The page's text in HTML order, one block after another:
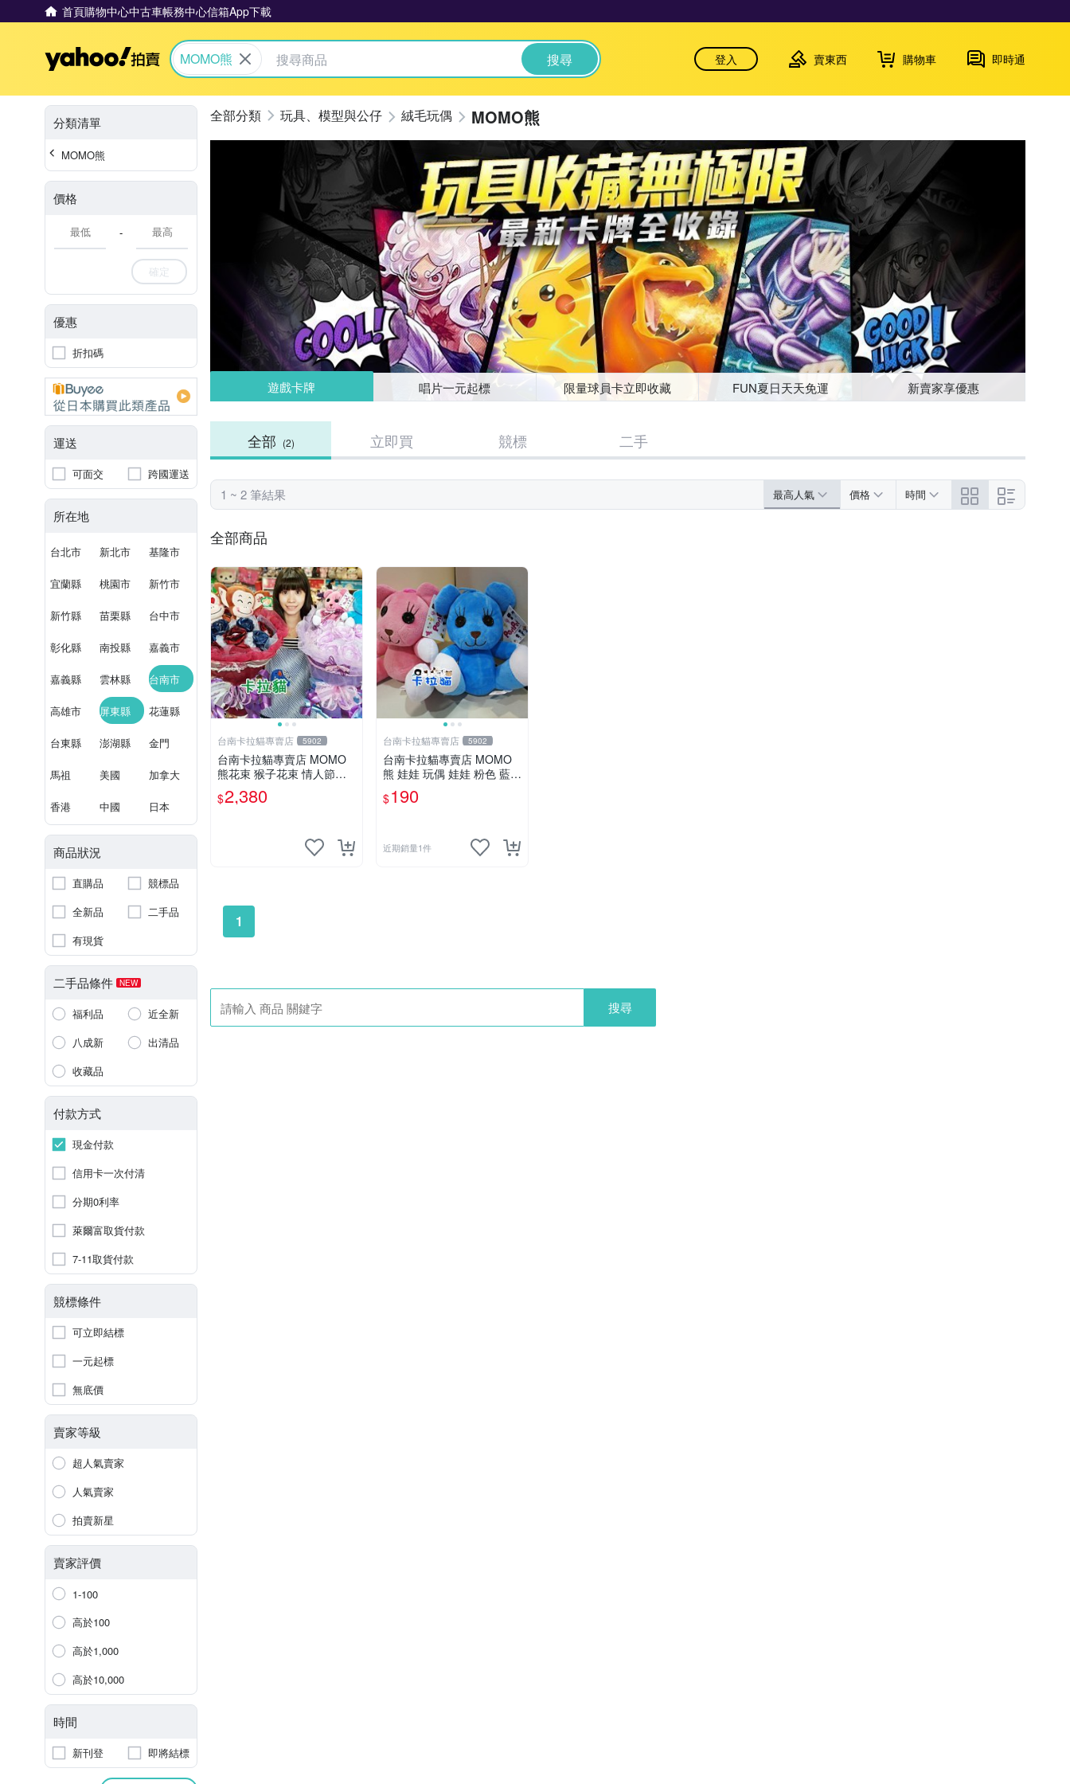
首頁購物中心中古車帳務中心信箱App下載
Yahoo拍賣
MOMO熊 搜尋 登入 賣東西 購物車 即時通
分類清單
MOMO熊
價格
-
確定
優惠
折扣碼
運送
可面交 跨國運送
所在地
台北市 新北市 基隆市
宜蘭縣 桃園市 新竹市
新竹縣 苗栗縣 台中市
彰化縣 南投縣 嘉義市
嘉義縣 雲林縣 台南市
高雄市 屏東縣 花蓮縣
台東縣 澎湖縣 金門
馬祖 美國 加拿大
香港 中國 日本
商品狀況
直購品
競標品
全新品
二手品
有現貨
二手品條件 NEW
福利品
近全新
八成新
出清品
收藏品
付款方式
現金付款
信用卡一次付清
分期0利率
萊爾富取貨付款
7-11取貨付款
競標條件
可立即結標
一元起標
無底價
賣家等級
超人氣賣家
人氣賣家
拍賣新星
賣家評價
1-100
高於100
高於1,000
高於10,000
時間
新刊登 即將結標
玩具、模型與公仔 絨毛玩偶 MOMO熊
遊戲卡牌 唱片一元起標 限量球員卡立即收藏 FUN夏日天天免運 新賣家享優惠
全部 (2) 立即買 競標 二手
1 ~ 2 筆結果 最高人氣 價格 時間
全部商品
台南卡拉貓專賣店 5902
台南卡拉貓專賣店 MOMO
熊花束 猴子花束 情人節禮
物 二選一 可繡字 可今天寄
明天到
$2,380
台南卡拉貓專賣店 5902
台南卡拉貓專賣店 MOMO
熊 娃娃 玩偶 娃娃 粉色 藍色
2色分售
$190
近期銷量1件
1
搜尋